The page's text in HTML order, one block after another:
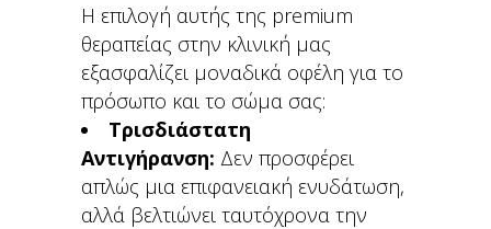
Η επιλογή αυτής της premium
θεραπείας στην κλινική μας
εξασφαλίζει μοναδικά οφέλη για το
πρόσωπο και το σώμα σας:
Τρισδιάστατη
Αντιγήρανση: Δεν προσφέρει
απλώς μια επιφανειακή ενυδάτωση,
αλλά βελτιώνει ταυτόχρονα την